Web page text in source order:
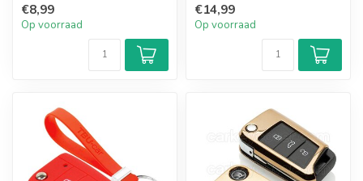
€8,99
Op voorraad
€14,99
Op voorraad